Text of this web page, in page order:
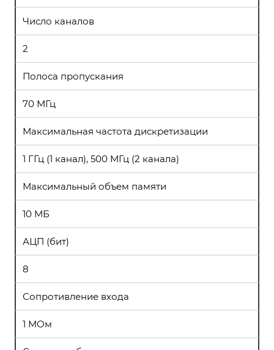
Число каналов
2
Полоса пропускания
70 МГц
Максимальная частота дискретизации
1 ГГц (1 канал), 500 МГц (2 канала)
Максимальный объем памяти
10 МБ
АЦП (бит)
8
Сопротивление входа
1 МОм